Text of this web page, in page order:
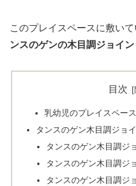
このプレイスペースに敷い
ンスのゲンの木目調ジョイン
目次
乳幼児のプレイスペー
タンスのゲン木目調ジョ
タンスのゲン木目調ジ
タンスのゲン木目調ジ
タンスのゲン木目調ジ